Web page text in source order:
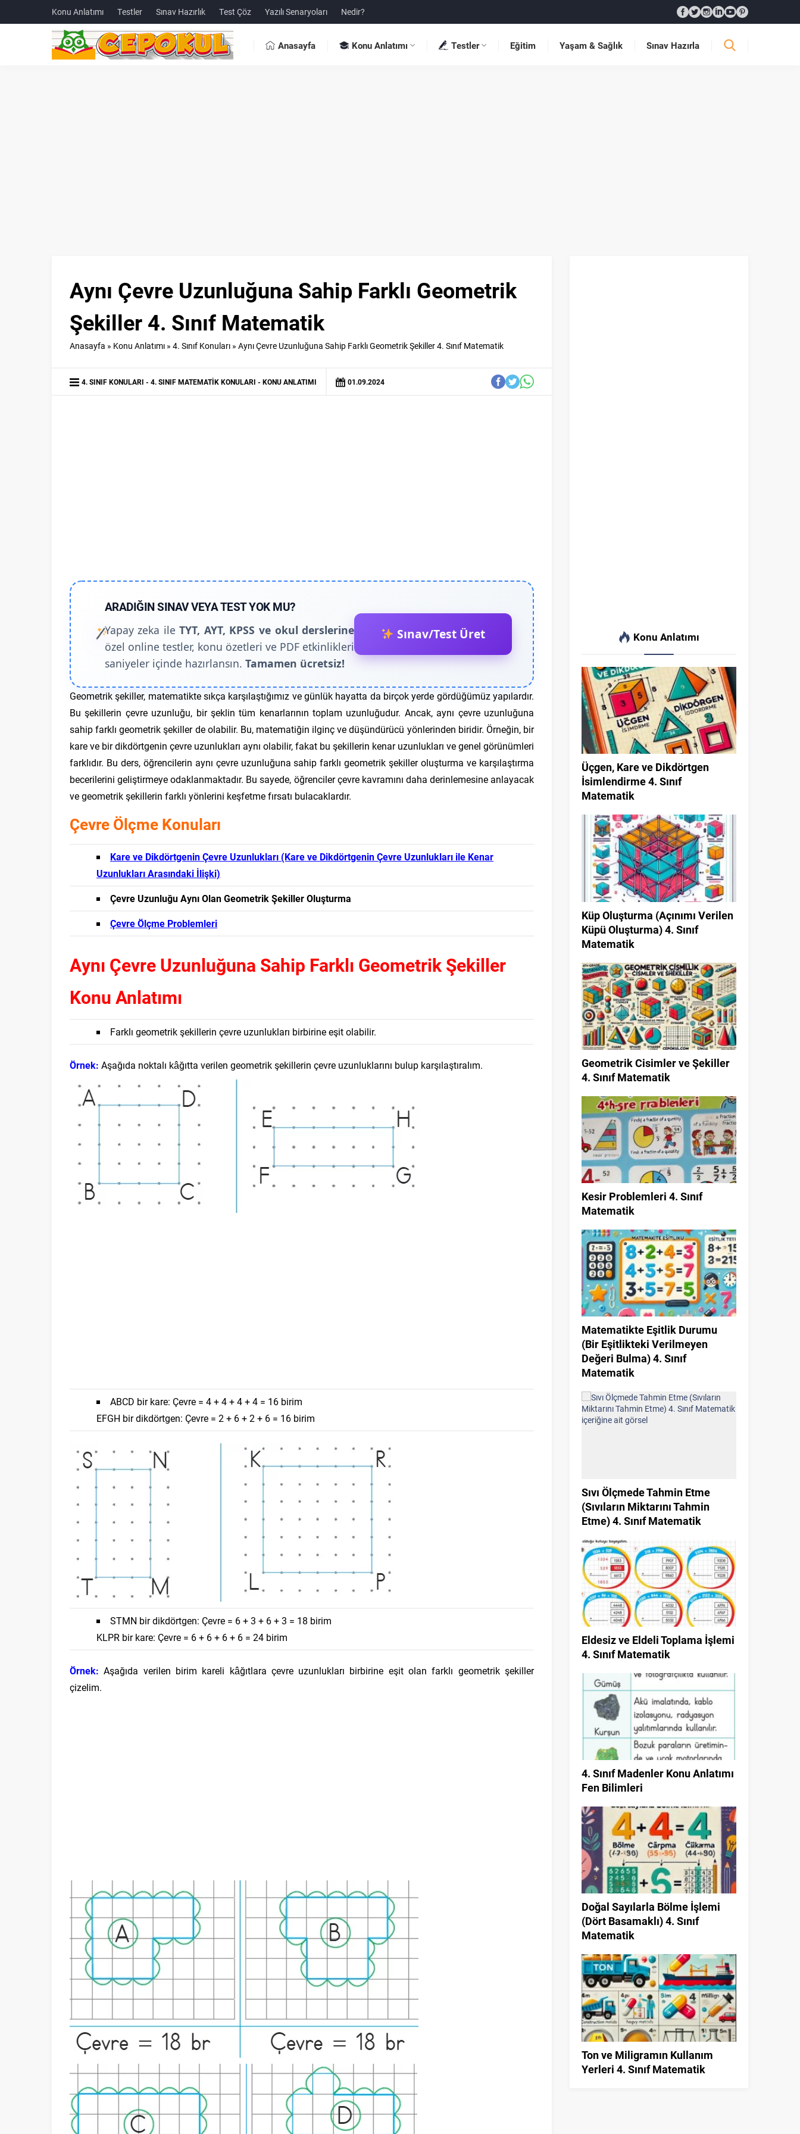
Konu Anlatımı Testler Sınav Hazırlık Test Çöz Yazılı Senaryoları Nedir?
Anasayfa Konu Anlatımı Testler Eğitim Yaşam & Sağlık Sınav Hazırla
Aynı Çevre Uzunluğuna Sahip Farklı Geometrik
Şekiller 4. Sınıf Matematik
Anasayfa » Konu Anlatımı » 4. Sınıf Konuları » Aynı Çevre Uzunluğuna Sahip Farklı Geometrik Şekiller 4. Sınıf Matematik
4. SINIF KONULARI 4. SINIF MATEMATIK KONULARI KONU ANLATIMI 01.09.2024
ARADIĞIN SINAV VEYA TEST YOK MU?
Yapay zeka ileTYT, AYT, KPSS ve okul derslerine
özel online testler, konu özetleri ve PDF etkinlikleri
saniyeler içinde hazırlansın. Tamamen ücretsiz!
Sınav/Test Üret
Geometrik şekiller, matematikte sıkça karşılaştığımız ve günlük hayatta da birçok yerde gördüğümüz yapılardır.
Bu şekillerin çevre uzunluğu, bir şeklin tüm kenarlarının toplam uzunluğudur. Ancak, aynı çevre uzunluğuna
sahip farklı geometrik şekiller de olabilir. Bu, matematiğin ilginç ve düşündürücü yönlerinden biridir. Örneğin, bir
kare ve bir dikdörtgenin çevre uzunlukları aynı olabilir, fakat bu şekillerin kenar uzunlukları ve genel görünümleri
farklıdır. Bu ders, öğrencilerin aynı çevre uzunluğuna sahip farklı geometrik şekiller oluşturma ve karşılaştırma
becerilerini geliştirmeye odaklanmaktadır. Bu sayede, öğrenciler çevre kavramını daha derinlemesine anlayacak
ve geometrik şekillerin farklı yönlerini keşfetme fırsatı bulacaklardır.
Çevre Ölçme Konuları
Kare ve Dikdörtgenin Çevre Uzunlukları (Kare ve Dikdörtgenin Çevre Uzunlukları ile Kenar
Uzunlukları Arasındaki İlişki)
Çevre Uzunluğu Aynı Olan Geometrik Şekiller Oluşturma
Çevre Ölçme Problemleri
Aynı Çevre Uzunluğuna Sahip Farklı Geometrik Şekiller
Konu Anlatımı
Farklı geometrik şekillerin çevre uzunlukları birbirine eşit olabilir.
Örnek: Aşağıda noktalı kâğıtta verilen geometrik şekillerin çevre uzunluklarını bulup karşılaştıralım.
ABCD bir kare: Çevre = 4 + 4 + 4 + 4 = 16 birim
EFGH bir dikdörtgen: Çevre = 2 + 6 + 2 + 6 = 16 birim
STMN bir dikdörtgen: Çevre = 6 + 3 + 6 + 3 = 18 birim
KLPR bir kare: Çevre = 6 + 6 + 6 + 6 = 24 birim
Örnek: Aşağıda verilen birim kareli kâğıtlara çevre uzunlukları birbirine eşit olan farklı geometrik şekiller
çizelim.
Konu Anlatımı
Üçgen, Kare ve Dikdörtgen
İsimlendirme 4. Sınıf
Matematik
Küp Oluşturma (Açınımı Verilen
Küpü Oluşturma) 4. Sınıf
Matematik
Geometrik Cisimler ve Şekiller
4. Sınıf Matematik
Kesir Problemleri 4. Sınıf
Matematik
Matematikte Eşitlik Durumu
(Bir Eşitlikteki Verilmeyen
Değeri Bulma) 4. Sınıf
Matematik
Sıvı Ölçmede Tahmin Etme
(Sıvıların Miktarını Tahmin
Etme) 4. Sınıf Matematik
Eldesiz ve Eldeli Toplama İşlemi
4. Sınıf Matematik
4. Sınıf Madenler Konu Anlatımı
Fen Bilimleri
Doğal Sayılarla Bölme İşlemi
(Dört Basamaklı) 4. Sınıf
Matematik
Ton ve Miligramın Kullanım
Yerleri 4. Sınıf Matematik